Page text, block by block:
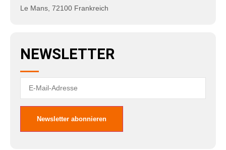
Le Mans 72100 Frankreich
NEWSLETTER